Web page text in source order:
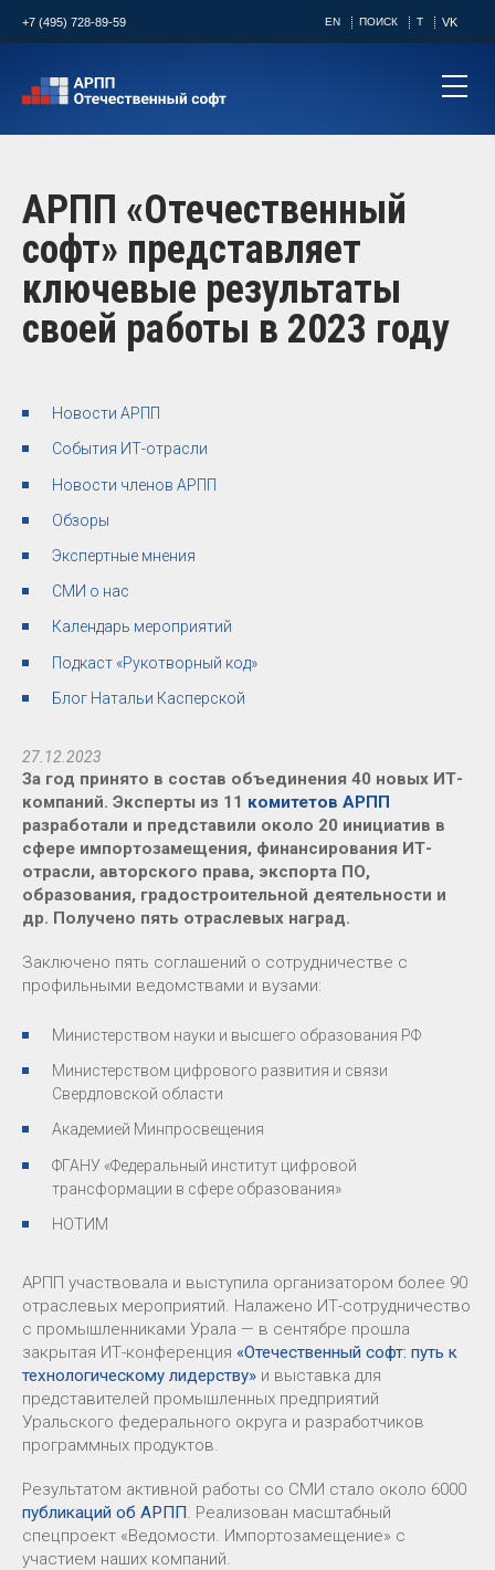
+7 (495) 728-89-59 EN ПОИСК T VK
АРПП «Отечественный
софт» представляет
ключевые результаты
своей работы в 2023 году
Новости АРПП
События ИТ-отрасли
Новости членов АРПП
Обзоры
Экспертные мнения
СМИ о нас
Календарь мероприятий
Подкаст «Рукотворный код»
Блог Натальи Касперской
27.12.2023
За год принято в состав объединения 40 новых ИТ-
компаний. Эксперты из 11 комитетов АРПП
разработали и представили около 20 инициатив в
сфере импортозамещения, финансирования ИТ-
отрасли, авторского права, экспорта ПО,
образования, градостроительной деятельности и
др. Получено пять отраслевых наград.
Заключено пять соглашений о сотрудничестве с
профильными ведомствами и вузами:
Министерством науки и высшего образования РФ
Министерством цифрового развития и связи
Свердловской области
Академией Минпросвещения
ФГАНУ «Федеральный институт цифровой
трансформации в сфере образования»
НОТИМ
АРПП участвовала и выступила организатором более 90
отраслевых мероприятий. Налажено ИТ-сотрудничество
с промышленниками Урала — в сентябре прошла
закрытая ИТ-конференция «Отечественный софт: путь к
технологическому лидерству» и выставка для
представителей промышленных предприятий
Уральского федерального округа и разработчиков
программных продуктов.
Результатом активной работы со СМИ стало около 6000
публикаций об АРПП. Реализован масштабный
спецпроект «Ведомости. Импортозамещение» с
участием наших компаний.